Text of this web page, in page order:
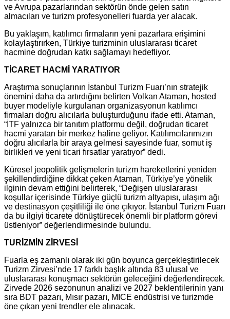
ve Avrupa pazarlarından sektörün önde gelen satın
almacıları ve turizm profesyonelleri fuarda yer alacak.
Bu yaklaşım, katılımcı firmaların yeni pazarlara erişimini
kolaylaştırırken, Türkiye turizminin uluslararası ticaret
hacmine doğrudan katkı sağlamayı hedefliyor.
TİCARET HACMİ YARATIYOR
Araştırma sonuçlarının İstanbul Turizm Fuarı’nın stratejik
önemini daha da artırdığını belirten Volkan Ataman, hosted
buyer modeliyle kurgulanan organizasyonun katılımcı
firmaları doğru alıcılarla buluşturduğunu ifade etti. Ataman,
“İTF yalnızca bir tanıtım platformu değil, doğrudan ticaret
hacmi yaratan bir merkez haline geliyor. Katılımcılarımızın
doğru alıcılarla bir araya gelmesi sayesinde fuar, somut iş
birlikleri ve yeni ticari fırsatlar yaratıyor” dedi.
Küresel jeopolitik gelişmelerin turizm hareketlerini yeniden
şekillendirdiğine dikkat çeken Ataman, Türkiye’ye yönelik
ilginin devam ettiğini belirterek, “Değişen uluslararası
koşullar içerisinde Türkiye güçlü turizm altyapısı, ulaşım ağı
ve destinasyon çeşitliliği ile öne çıkıyor. İstanbul Turizm Fuarı
da bu ilgiyi ticarete dönüştürecek önemli bir platform görevi
üstleniyor” değerlendirmesinde bulundu.
TURİZMİN ZİRVESİ
Fuarla eş zamanlı olarak iki gün boyunca gerçekleştirilecek
Turizm Zirvesi’nde 17 farklı başlık altında 83 ulusal ve
uluslararası konuşmacı sektörün geleceğini değerlendirecek.
Zirvede 2026 sezonunun analizi ve 2027 beklentilerinin yanı
sıra BDT pazarı, Mısır pazarı, MICE endüstrisi ve turizmde
öne çıkan yeni trendler ele alınacak.